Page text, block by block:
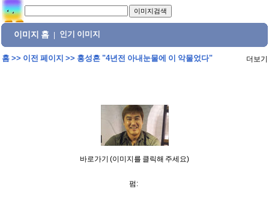
이미지 홈 인기 이미지
홈>> 이전 페이지 >> 홍성흔 "4년전 아내눈물에 이 악물었다" 더보기
바로가기 (이미지를 클릭해 주세요)
펌: